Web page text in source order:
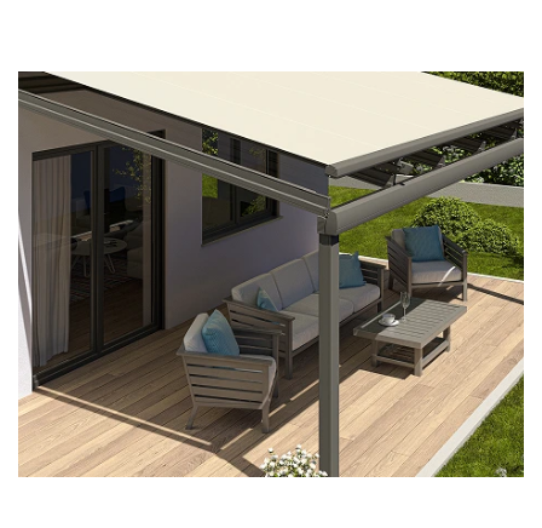
Veiligheid en comfort:
schaduw in de zon,
bescherming tegen de
wind.
Dit systeem schuift de luifel automatisch uit
wanneer de zon schijnt – en trekt hem weer in
bij harde wind. U kunt genieten van aangename
schaduw zonder zelf in te grijpen.